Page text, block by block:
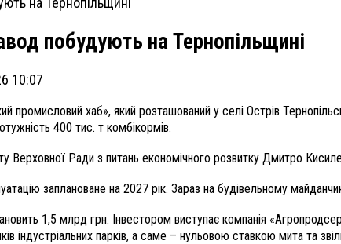
побудують на Тернопільщині
10:07
промисловий хаб», який розташований у селі Острів
400 тис. т комбікормів.
Верховної Ради з питань економічного розвитку Дмитро
заплановане на 2027 рік. Зараз на будівельному
1,5 млрд грн. Інвестором виступає компанія
індустріальних парків, а саме – нульовою ставкою мита та